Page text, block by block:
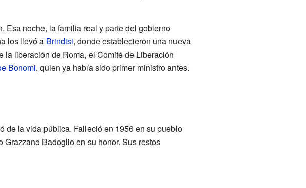
Esa noche, la familia real y parte del gobierno
los llevó a Brindisi, donde establecieron una nueva
liberación de Roma, el Comité de Liberación
Bonomi, quien ya había sido primer ministro antes.
de la vida pública. Falleció en 1956 en su pueblo
Badoglio en su honor. Sus restos